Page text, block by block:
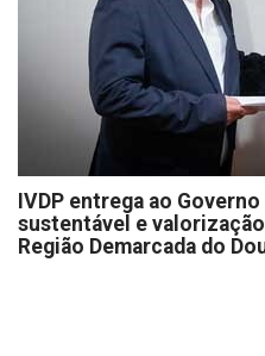
IVDP entrega ao
sustentável e
Região Demarcada do